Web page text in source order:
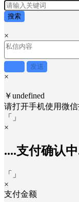
搜索
×
发送
×
￥undefined
请打开手机使用微信
「
」
×
....支付确认
「
」
×
支付金额